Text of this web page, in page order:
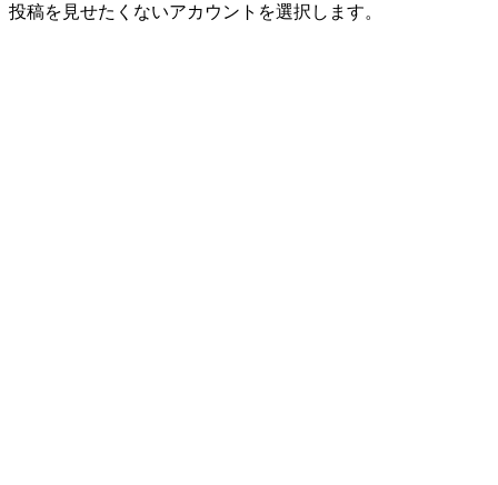
投稿を見せたくないアカウントを選択します。